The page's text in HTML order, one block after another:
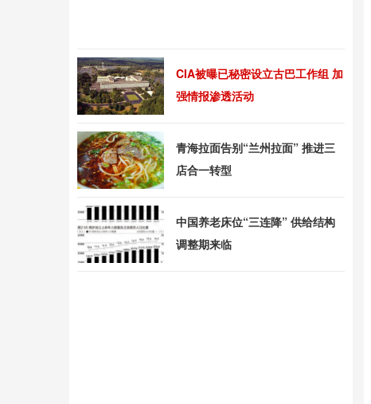
CIA被曝已秘密设立古巴工作组 加
强情报渗透活动
青海拉面告别“兰州拉面” 推进三
店合一转型
中国养老床位“三连降” 供给结构
调整期来临